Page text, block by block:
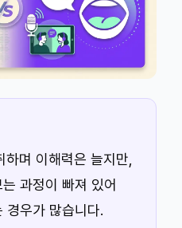
하며 이해력은 늘지만,
과정이 빠져 있어
경우가 많습니다.